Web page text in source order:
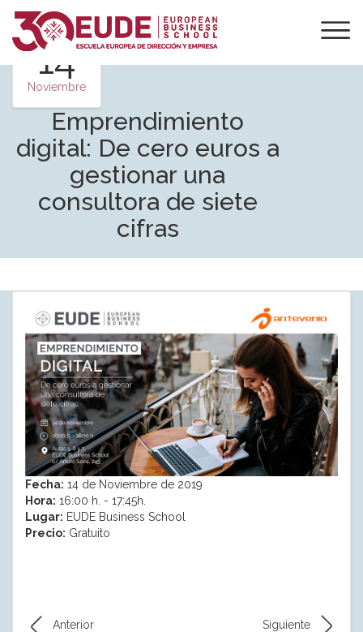
14
Noviembre
Emprendimiento
digital: De cero euros a
gestionar una
consultora de siete
cifras
Fecha: 14 de Noviembre de 2019
Hora: 16:00 h. - 17:45h.
Lugar: EUDE Business School
Precio: Gratuito
Anterior Siguiente